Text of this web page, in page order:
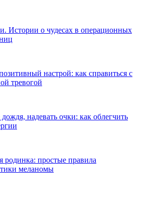
Истории о чудесах в операционных
настрой: как справиться с
тревогой
дождя, надевать очки: как облегчить
родинка: простые правила
меланомы